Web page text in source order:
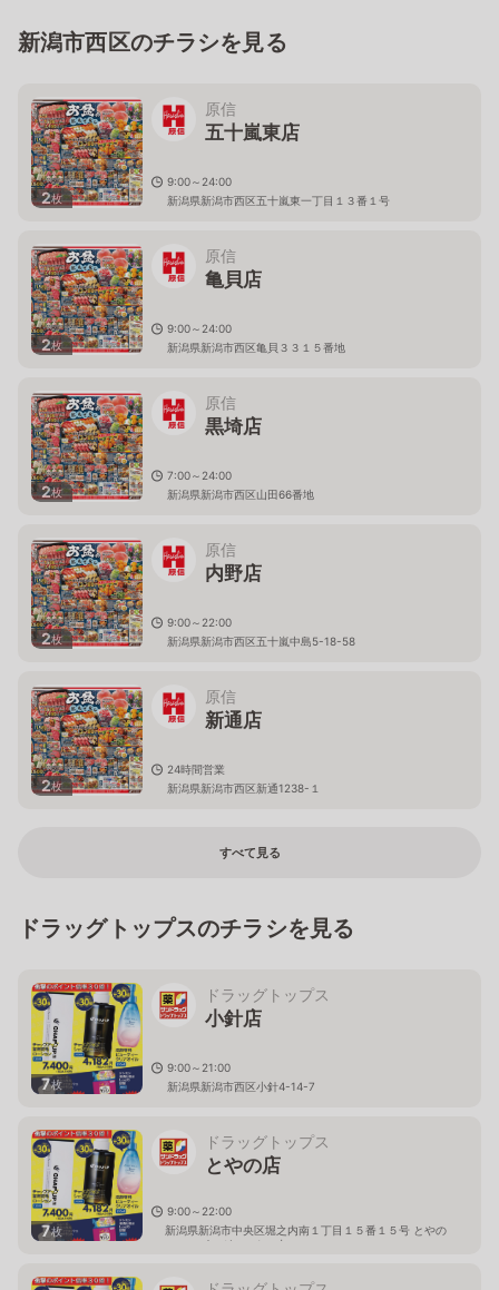
新潟市西区のチラシを見る
2枚
原信
五十嵐東店
9:00～24:00
新潟県新潟市西区五十嵐東一丁目１３番１号
2枚
原信
亀貝店
9:00～24:00
新潟県新潟市西区亀貝３３１５番地
2枚
原信
黒埼店
7:00～24:00
新潟県新潟市西区山田66番地
2枚
原信
内野店
9:00～22:00
新潟県新潟市西区五十嵐中島5-18-58
2枚
原信
新通店
24時間営業
新潟県新潟市西区新通1238-１
すべて見る
ドラッグトップスのチラシを見る
7枚
ドラッグトップス
小針店
9:00～21:00
新潟県新潟市西区小針4-14-7
7枚
ドラッグトップス
とやの店
9:00～22:00
新潟県新潟市中央区堀之内南１丁目１５番１５号 とやの
ショッピングセンター内